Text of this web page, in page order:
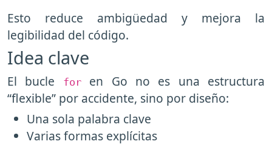
Esto reduce ambigüedad y mejora la
legibilidad del código.
Idea clave
El bucle foren Go no es una estructura
“flexible” por accidente, sino por diseño:
Una sola palabra clave
Varias formas explícitas